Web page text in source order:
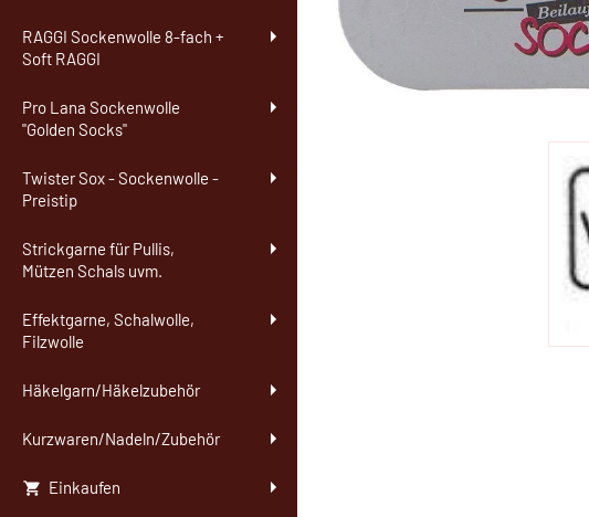
RAGGI Sockenwolle 8-fach +
Soft RAGGI
Pro Lana Sockenwolle
"Golden Socks"
Twister Sox - Sockenwolle -
Preistip
Strickgarne für Pullis,
Mützen Schals uvm.
Effektgarne, Schalwolle,
Filzwolle
Häkelgarn/Häkelzubehör
Kurzwaren/Nadeln/Zubehör
Einkaufen